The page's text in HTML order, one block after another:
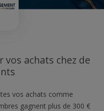
vos achats chez de
vos achats comme
gagnent plus de 300 €